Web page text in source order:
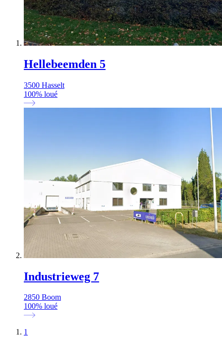
Hellebeemden 5
3500 Hasselt
100% loué
Industrieweg 7
2850 Boom
100% loué
1